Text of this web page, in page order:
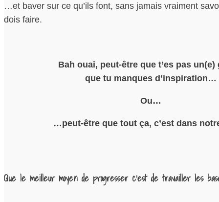
…et baver sur ce qu’ils font, sans jamais vraiment
dois faire.
Bah ouai, peut-être que t’es pas un(e)
que tu manques d’inspiration…
Ou…
…peut-être que tout ça, c’est dans
Que le meilleur moyen de progresser c’est de travailler les